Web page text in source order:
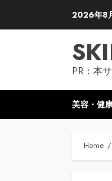
2026年8
PR：本
美容・健
Home